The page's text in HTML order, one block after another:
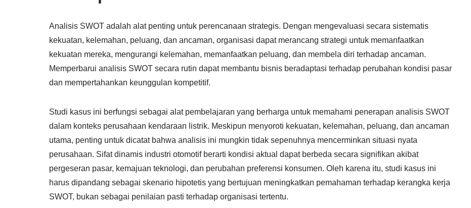
Analisis SWOT adalah alat penting untuk perencanaan strategis. Dengan mengevaluasi secara sistematis
kekuatan, kelemahan, peluang, dan ancaman, organisasi dapat merancang strategi untuk memanfaatkan
kekuatan mereka, mengurangi kelemahan, memanfaatkan peluang, dan membela diri terhadap ancaman.
Memperbarui analisis SWOT secara rutin dapat membantu bisnis beradaptasi terhadap perubahan kondisi pasar
dan mempertahankan keunggulan kompetitif.
Studi kasus ini berfungsi sebagai alat pembelajaran yang berharga untuk memahami penerapan analisis SWOT
dalam konteks perusahaan kendaraan listrik. Meskipun menyoroti kekuatan, kelemahan, peluang, dan ancaman
utama, penting untuk dicatat bahwa analisis ini mungkin tidak sepenuhnya mencerminkan situasi nyata
perusahaan. Sifat dinamis industri otomotif berarti kondisi aktual dapat berbeda secara signifikan akibat
pergeseran pasar, kemajuan teknologi, dan perubahan preferensi konsumen. Oleh karena itu, studi kasus ini
harus dipandang sebagai skenario hipotetis yang bertujuan meningkatkan pemahaman terhadap kerangka kerja
SWOT, bukan sebagai penilaian pasti terhadap organisasi tertentu.